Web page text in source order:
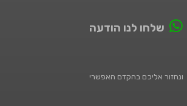
שלחו לנו הודעה
ונחזור אליכם בהקדם האפשרי